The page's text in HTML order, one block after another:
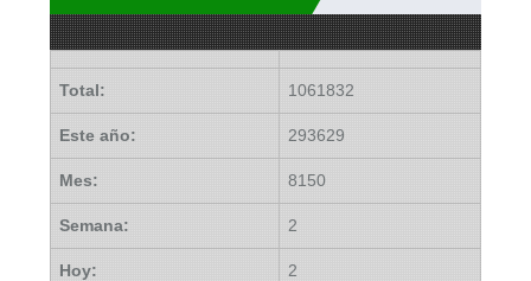
Total: 1061832
Este año: 293629
Mes: 8150
Semana: 2
Hoy: 2